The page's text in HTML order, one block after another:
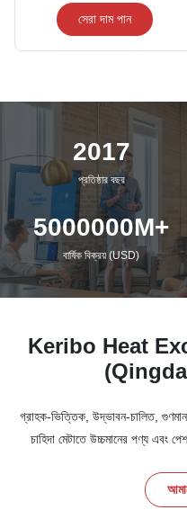
সেরা দাম পান
2017
প্রতিষ্ঠার বছর
5000000M+
বার্ষিক বিক্রয় (USD)
Keribo Heat
গ্রাহক-ভিত্তিক, উদ্ভাবন-চালিত,
চাহিদা মেটাতে উচ্চমানের পণ্য এবং